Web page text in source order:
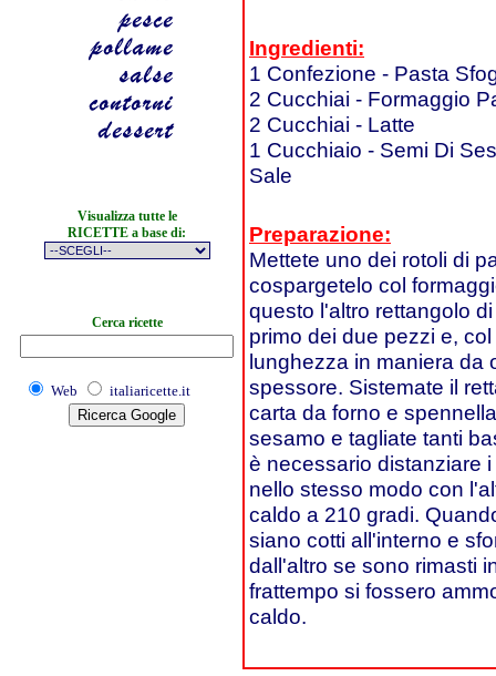
Visualizza tutte le
RICETTE a base di:
Cerca ricette
Web italiaricette.it
Ingredienti:
1 Confezione - Pasta
2 Cucchiai - Formaggio
2 Cucchiai - Latte
1 Cucchiaio - Semi Di
Sale
Preparazione:
Mettete uno dei rotoli di
cospargetelo col
questo l'altro rettangolo
primo dei due pezzi e,
lunghezza in maniera da
spessore. Sistemate il
carta da forno e
sesamo e tagliate tanti
è necessario distanziare
nello stesso modo con
caldo a 210 gradi.
siano cotti all'interno e
dall'altro se sono rimasti
frattempo si fossero
caldo.